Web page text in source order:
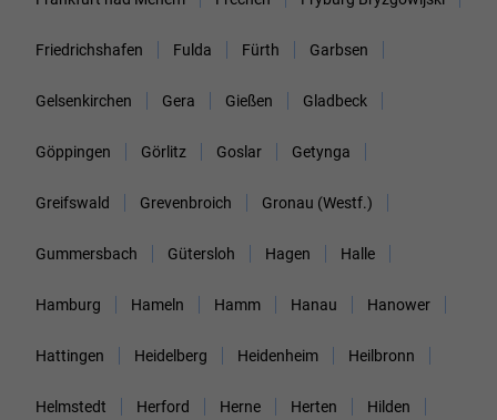
Friedrichshafen Fulda Fürth Garbsen
Gelsenkirchen Gera Gießen Gladbeck
Göppingen Görlitz Goslar Getynga
Greifswald Grevenbroich Gronau (Westf.)
Gummersbach Gütersloh Hagen Halle
Hamburg Hameln Hamm Hanau Hanower
Hattingen Heidelberg Heidenheim Heilbronn
Helmstedt Herford Herne Herten Hilden